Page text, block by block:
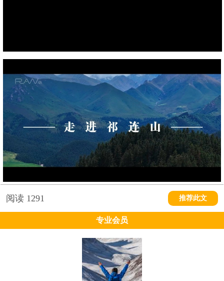
阅读 1291 推荐此文
专业会员